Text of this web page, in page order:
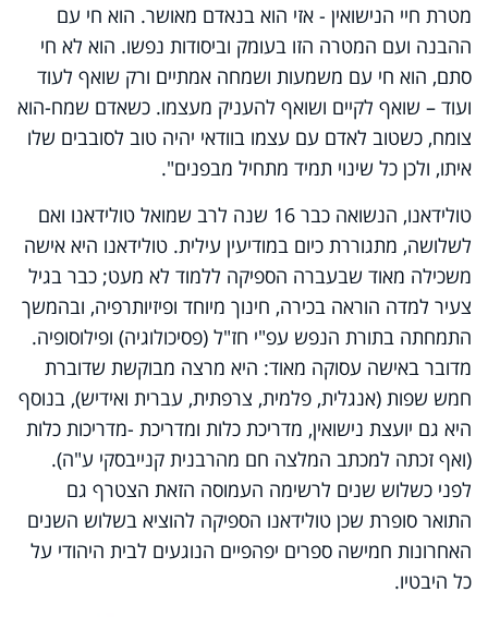
מטרת חיי הנישואין - אזי הוא בנאדם מאושר. הוא חי עם
ההבנה ועם המטרה הזו בעומק וביסודות נפשו. הוא לא חי
סתם, הוא חי עם משמעות ושמחה אמתיים ורק שואף לעוד
ועוד – שואף לקיים ושואף להעניק מעצמו. כשאדם שמח-הוא
צומח, כשטוב לאדם עם עצמו בוודאי יהיה טוב לסובבים שלו
איתו, ולכן כל שינוי תמיד מתחיל מבפנים".
טולידאנו, הנשואה כבר 16 שנה לרב שמואל טולידאנו ואם
לשלושה, מתגוררת כיום במודיעין עילית. טולידאנו היא אישה
משכילה מאוד שבעברה הספיקה ללמוד לא מעט; כבר בגיל
צעיר למדה הוראה בכירה, חינוך מיוחד ופיזיותרפיה, ובהמשך
התמחתה בתורת הנפש עפ"י חז"ל (פסיכולוגיה) ופילוסופיה.
מדובר באישה עסוקה מאוד: היא מרצה מבוקשת שדוברת
חמש שפות (אנגלית, פלמית, צרפתית, עברית ואידיש), בנוסף
היא גם יועצת נישואין, מדריכת כלות ומדריכת -מדריכות כלות
(ואף זכתה למכתב המלצה חם מהרבנית קנייבסקי ע"ה).
לפני כשלוש שנים לרשימה העמוסה הזאת הצטרף גם
התואר סופרת שכן טולידאנו הספיקה להוציא בשלוש השנים
האחרונות חמישה ספרים יפהפיים הנוגעים לבית היהודי על
כל היבטיו.